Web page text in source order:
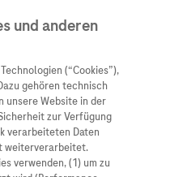
Unternehmen
Übersicht
Innovation
Übersicht
Arzneimittel
und anderen
(“Cookies”),
gehören technisch
unsere Website in der
zur Verfügung
verarbeiteten Daten
weiterverarbeitet.
verwenden, (1) um zu